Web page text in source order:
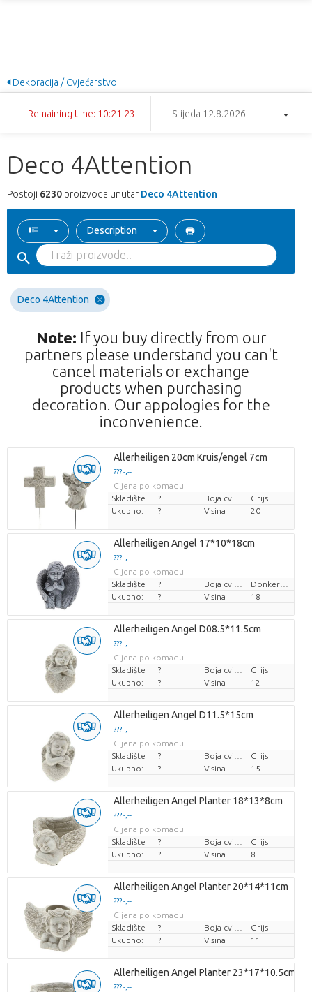
Dekoracija / Cvjećarstvo.
Remaining time: 10:21:22 Srijeda 12.8.2026.
Deco 4Attention
Postoji 6230 proizvoda unutar Deco 4Attention
Description
Deco 4Attention
Note: If you buy directly from our
partners please understand you can't
cancel materials or exchange
products when purchasing
decoration. Our appologies for the
inconvenience.
Allerheiligen 20cm Kruis/engel 7cm
??? -,--
Cijena po komadu
Skladište
?
Grijs
Ukupno:
? Visina 20
Allerheiligen Angel 17*10*18cm
??? -,--
Cijena po komadu
Skladište
?
Ukupno:
? Visina 18
Allerheiligen Angel D08.5*11.5cm
??? -,--
Cijena po komadu
Skladište
?
Grijs
Ukupno:
? Visina 12
Allerheiligen Angel D11.5*15cm
??? -,--
Cijena po komadu
Skladište
?
Grijs
Ukupno:
? Visina 15
Allerheiligen Angel Planter 18*13*8cm
??? -,--
Cijena po komadu
Skladište
?
Grijs
Ukupno:
? Visina 8
Allerheiligen Angel Planter 20*14*11cm
??? -,--
Cijena po komadu
Skladište
?
Grijs
Ukupno:
? Visina 11
Allerheiligen Angel Planter 23*17*10.5cm
??? -,--